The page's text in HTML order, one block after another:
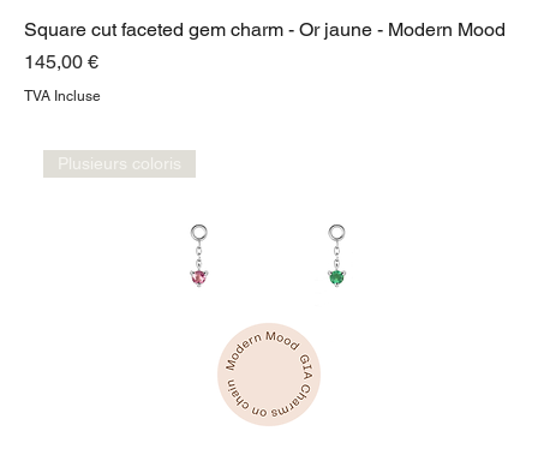
Square cut faceted gem charm - Or jaune - Modern Mood
Prix
145,00 €
TVA Incluse
Plusieurs coloris